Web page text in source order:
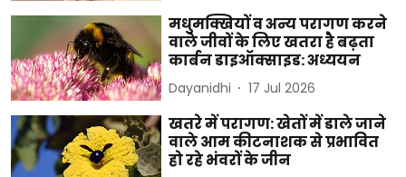
मधुमक्खियों व अन्य परागण करने
वाले जीवों के लिए खतरा है बढ़ता
कार्बन डाइऑक्साइड: अध्ययन
Dayanidhi 17 Jul 2026
खतरे में परागण: खेतों में डाले जाने
वाले आम कीटनाशक से प्रभावित
हो रहे भंवरों के जीन